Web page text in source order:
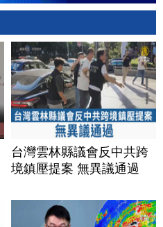
台灣雲林縣議會反中共跨
境鎮壓提案 無異議通過